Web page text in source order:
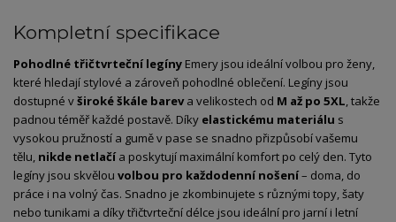
Kompletní specifikace
Pohodlné třičtvrtečnílegíny Emery jsou ideálnívolbou pro ženy,
které hledají stylové a zároveň pohodlné oblečení. Legíny jsou
dostupné vširokéškále bareva velikostech od M až po 5XL,takže
padnou téměř každé postavě. Díky elastickému materiálu s
vysokou pružností a guměv pase se snadno přizpůsobívašemu
tělu, nikde netlačía poskytují maximální komfort po celý den. Tyto
legíny jsou skvělou volbou pro každodennínošení– doma, do
práce i na volnýčas. Snadno je zkombinujete s různými topy,šaty
nebo tunikami a díkytřičtvrteční délce jsou ideální pro jarní i letní